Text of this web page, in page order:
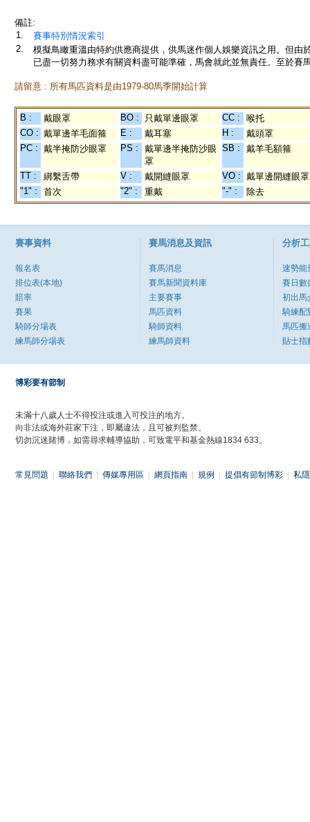
備註:
1.
賽事特別情況索引
2.
模擬鳥瞰重溫由特約供應商提供，供馬迷作個人娛樂資訊之用。但
已盡一切努力務求有關資料盡可能準確，馬會就此並無責任。至於賽
請留意 : 所有馬匹資料是由1979-80馬季開始計算
B : 戴眼罩 BO : 只戴單邊眼罩 CC :
喉托
CO : 戴單邊羊毛面箍 E : 戴耳塞 H :
戴頭罩
PC : 戴半掩防沙眼罩 PS :
戴單邊半掩防沙眼
罩
SB : 戴羊毛額箍
TT : 綁繫舌帶 V : 戴開縫眼罩 VO : 戴單邊開縫眼罩
"1" :
首次 "2" : 重戴 "-" : 除去
賽事資料
報名表
排位表(本地)
賠率
賽果
騎師分場表
練馬師分場表
賽馬消息及資訊
賽馬消息
賽馬新聞資料庫
主要賽事
馬匹資料
騎師資料
練馬師資料
分析
速勢能
賽日數
初出馬
騎練配
馬匹搬
貼士指
博彩要有節制
未滿十八歲人士不得投注或進入可投注的地方。
向非法或海外莊家下注，即屬違法，且可被判監禁。
切勿沉迷賭博，如需尋求輔導協助，可致電平和基金熱線1834 633。
常見問題 聯絡我們 傳媒專用區 網頁指南 規例 提倡有節制博彩 私